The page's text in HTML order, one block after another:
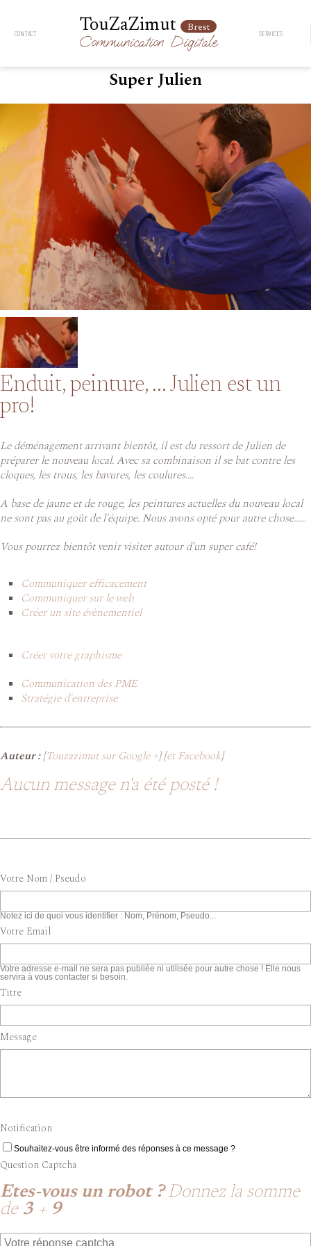
CONTACT TouZaZimut Brest
Communication Digitale SERVICES
Super Julien
Enduit, peinture, ... Julien est un
pro!
Le déménagement arrivant bientôt, il est du ressort de Julien de
préparer le nouveau local. Avec sa combinaison il se bat contre les
cloques, les trous, les bavures, les coulures....
A base de jaune et de rouge, les peintures actuelles du nouveau local
ne sont pas au goût de l'équipe. Nous avons opté pour autre chose......
Vous pourrez bientôt venir visiter autour d'un super café!
Communiquer efficacement
Communiquer sur le web
Créer un site évènementiel
Créer votre graphisme
Communication des PME
Stratégie d'entreprise
Auteur :[Touzazimut sur Google +] [et Facebook]
Aucun message n'a été posté !
Votre Nom / Pseudo
Notez ici de quoi vous identifier : Nom, Prénom, Pseudo...
Votre Email
Votre adresse e-mail ne sera pas publiée ni utilisée pour autre chose ! Elle nous
servira à vous contacter si besoin.
Titre
Message
Notification
Souhaitez-vous être informé des réponses à ce message ?
Question Captcha
Etes-vous un robot ?Donnez la somme
de 3 + 9